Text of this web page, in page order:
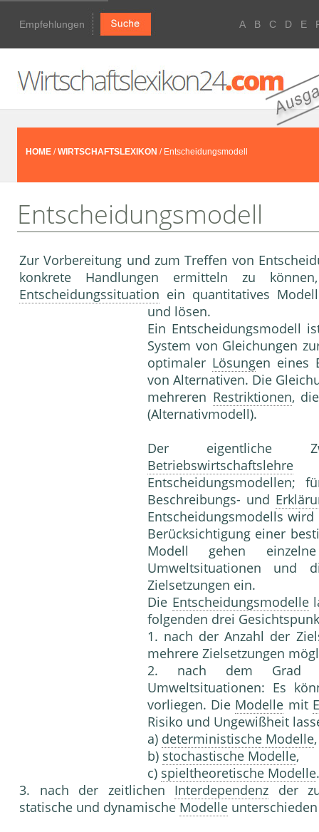
Empfehlungen A B C D E
HOME /WIRTSCHAFTSLEXIKON / Entscheidungsmodell
Entscheidungsmodell
Zur Vorbereitung und zum Treffen von
konkrete Handlungen ermitteln zu
Entscheidungssituation ein quantitatives
und lösen.
Ein Entscheidungsmodell
System von Gleichungen
optimaler Lösungen eines
von Alternativen. Die
mehreren Restriktionen,
(Alternativmodell).
Der eigentliche
Betriebswirtschaftslehre
Entscheidungsmodellen;
Beschreibungs- und
Entscheidungsmodells
Berücksichtigung einer
Modell gehen
Umweltsituationen
Zielsetzungen ein.
Die Entscheidungsmodelle
folgenden drei
1. nach der Anzahl der
mehrere Zielsetzungen
2. nach dem
Umweltsituationen: Es
vorliegen. Die Modelle mit
Risiko und Ungewißheit
a) deterministische Modelle,
b) stochastische Modelle,
c) spieltheoretische Modelle.
3. nach der zeitlichen Interdependenz der
statische und dynamische Modelle